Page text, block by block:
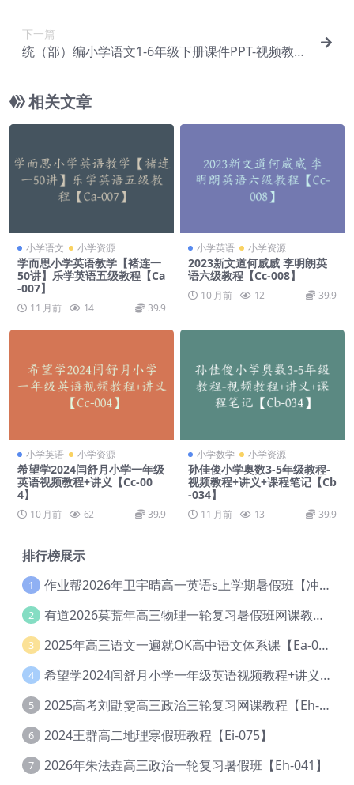
下一篇
统（部）编小学语文1-6年级下册课件PPT-视频教程
相关文章
小学语文 小学资源
学而思小学英语教学【褚连一
50讲】乐学英语五级教程【Ca
-007】
11 月前 14 39.9
小学英语 小学资源
2023新文道何威威 李明朗英
语六级教程【Cc-008】
10 月前 12 39.9
小学英语 小学资源
希望学2024闫舒月小学一年级
英语视频教程+讲义【Cc-00
4】
10 月前 62 39.9
小学数学 小学资源
孙佳俊小学奥数3-5年级教程-
视频教程+讲义+课程笔记【Cb
-034】
11 月前 13 39.9
排行榜展示
1 作业帮2026年卫宇晴高一英语s上学期暑假班【冲顶班】【Ec-003】
2 有道2026莫荒年高三物理一轮复习暑假班网课教程【Ef-044】
3 2025年高三语文一遍就OK高中语文体系课【Ea-028】
4 希望学2024闫舒月小学一年级英语视频教程+讲义【Cc-004】
5 2025高考刘勖雯高三政治三轮复习网课教程【Eh-061】
6 2024王群高二地理寒假班教程【Ei-075】
7 2026年朱法垚高三政治一轮复习暑假班【Eh-041】